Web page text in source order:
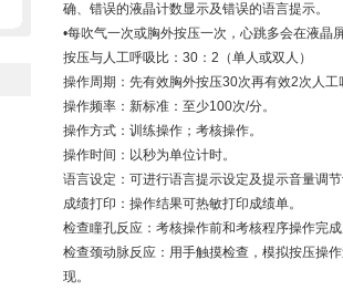
确、错误的液晶计数显示及错误的语言提示。
•每吹气一次或胸外按压一次，心跳多会在液晶
按压与人工呼吸比：30：2（单人或双人）
操作周期：先有效胸外按压30次再有效2次人
操作频率：新标准：至少100次/分。
操作方式：训练操作；考核操作。
操作时间：以秒为单位计时。
语言设定：可进行语言提示设定及提示音量调
成绩打印：操作结果可热敏打印成绩单。
检查瞳孔反应：考核操作前和考核程序操作完
检查颈动脉反应：用手触摸检查，模拟按压操
现。